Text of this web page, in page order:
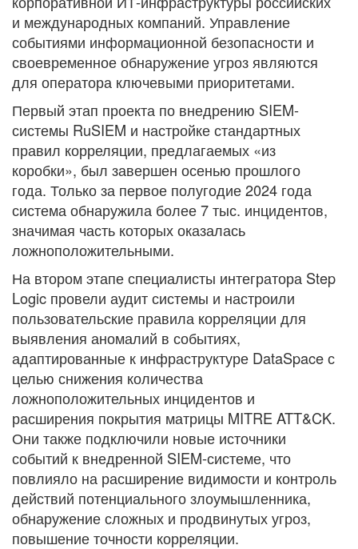
и международных компаний. Управление
событиями информационной безопасности и
своевременное обнаружение угроз являются
для оператора ключевыми приоритетами.
Первый этап проекта по внедрению SIEM-
системы RuSIEM и настройке стандартных
правил корреляции, предлагаемых «из
коробки», был завершен осенью прошлого
года. Только за первое полугодие 2024 года
система обнаружила более 7 тыс. инцидентов,
значимая часть которых оказалась
ложноположительными.
На втором этапе специалисты интегратора Step
Logic провели аудит системы и настроили
пользовательские правила корреляции для
выявления аномалий в событиях,
адаптированные к инфраструктуре DataSpace с
целью снижения количества
ложноположительных инцидентов и
расширения покрытия матрицы MITRE ATT&CK.
Они также подключили новые источники
событий к внедренной SIEM-системе, что
повлияло на расширение видимости и контроль
действий потенциального злоумышленника,
обнаружение сложных и продвинутых угроз,
повышение точности корреляции.